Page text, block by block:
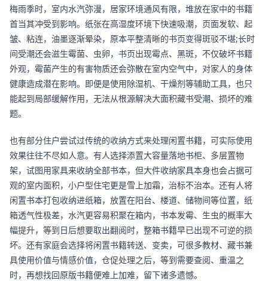
梅雨季时，室内水汽弥漫，居家环境通风有限，堆放在家中的书籍
首当其冲受到影响。纸张在高湿度环境下快速吸潮，页面发软、起
皱、粘连，油墨逐渐晕染，原本平整清晰的书页变得斑驳不堪;长时
间受潮还会滋生霉菌、虫卵，书页出现霉点、黑斑，不仅破坏书籍
外观，霉菌产生的有害物质还会弥散在室内空气中，对家人的身体
健康造成潜在影响。即便是使用除湿机、干燥剂等辅助工具，也只
能起到局部缓解作用，无法从根源解决大面积藏书受潮、损坏的难
题。
也有部分住户尝试过传统的收纳方式来处理闲置书籍，可实际使用
效果往往不尽如人意。有人选择添置大容量落地书柜、多层置物
架，试图用家具来收纳全部书本，但大件收纳家具本身也会占据可
观的室内面积，小户型住宅更是雪上加霜，治标不治本。还有人将
闲置书本打包收纳进纸箱，放置在阳台、楼道、储物间等位置，纸
箱透气性极差，水汽更容易积聚在箱内，书本发霉、生虫的概率大
幅提升，等到日后想要取出翻阅时，整箱书籍早已出现不可逆的损
坏。还有家庭会选择将闲置书籍转送、变卖，可很多教材、藏书兼
具使用价值与情感价值，仓促处理之后，等到需要查阅、重温之
时，再想找回原版书籍便难上加难，留下诸多遗憾。